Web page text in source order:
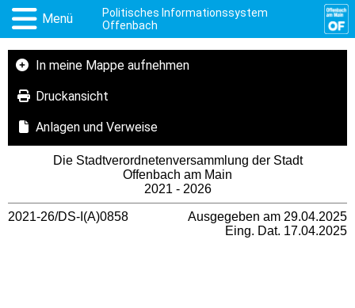
Menü
Politisches Informationssystem
Offenbach
In meine Mappe aufnehmen
Druckansicht
Anlagen und Verweise
Die Stadtverordnetenversammlung der Stadt
Offenbach am Main
2021 - 2026
2021-26/DS-I(A)0858
Ausgegeben am 29.04.2025
Eing. Dat. 17.04.2025